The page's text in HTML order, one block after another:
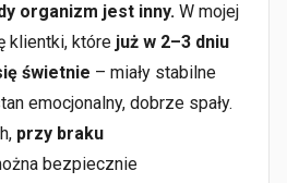
organizm jest inny. W mojej
klientki, które już w 2–3 dniu
świetnie – miały stabilne
emocjonalny, dobrze spały.
przy braku
bezpiecznie